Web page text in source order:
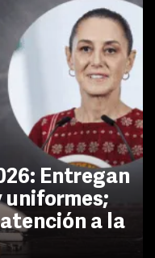
Entregan
uniformes;
a la